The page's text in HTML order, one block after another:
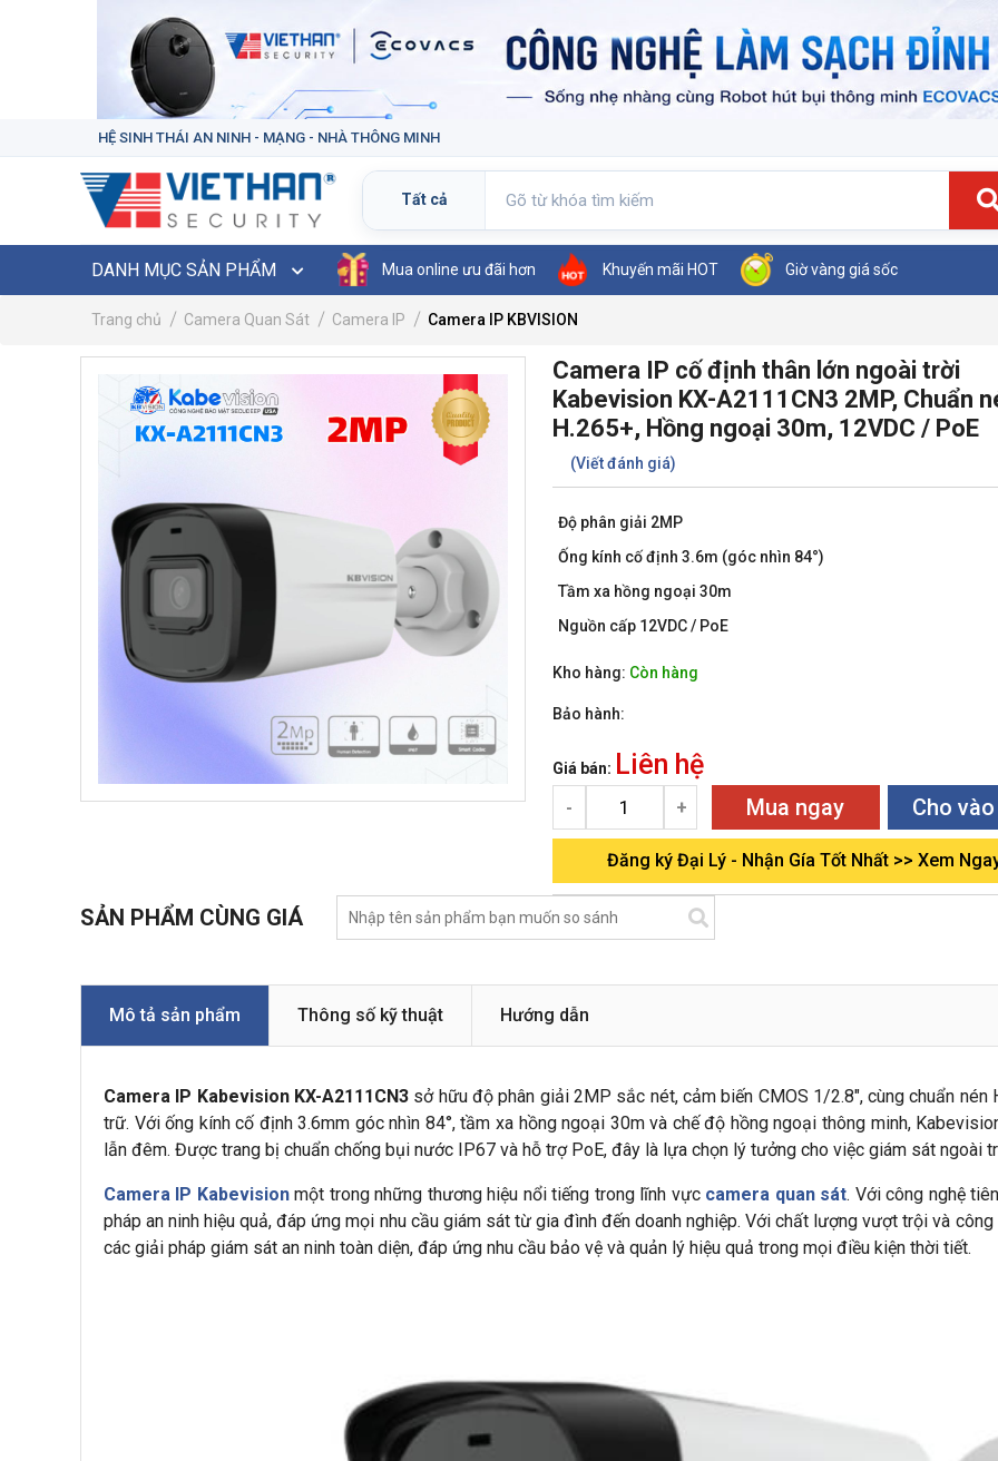
HỆ SINH THÁI AN NINH - MẠNG - NHÀ THÔNG MINH
DANH MỤC SẢN PHẨM Mua online ưu đãi hơn Khuyến mãi HOT Giờ vàng giá sốc
Trang chủ Camera Quan Sát Camera IP Camera IP KBVISION
Camera IP cố định thân lớn ngoài trời
Kabevision KX-A2111CN3 2MP, Chuẩn
H.265+, Hồng ngoại 30m, 12VDC / PoE
(Viết đánh giá)
Độ phân giải 2MP
Ống kính cố định 3.6m (góc nhìn 84°)
Tầm xa hồng ngoại 30m
Nguồn cấp 12VDC / PoE
Kho hàng: Còn hàng
Bảo hành:
Giá bán: Liên hệ
- + Mua ngay Cho
Đăng ký Đại Lý - Nhận Gía Tốt Nhất >> Xem
SẢN PHẨM CÙNG GIÁ
Mô tả sản phẩm Thông số kỹ thuật Hướng dẫn
Camera IP Kabevision KX-A2111CN3sở hữu độ phân giải 2MP sắc nét, cảm biến CMOS 1/2.8", cùng chuẩn
trữ. Với ống kính cố định 3.6mm góc nhìn 84°, tầm xa hồng ngoại 30m và chế độ hồng ngoại thông minh,
lẫn đêm. Được trang bị chuẩn chống bụi nước IP67 và hỗ trợ PoE, đây là lựa chọn lý tưởng cho việc giám sát ngoài
Camera IP Kabevisionmột trong những thương hiệu nổi tiếng trong lĩnh vực camera quan sát. Với công nghệ
pháp an ninh hiệu quả, đáp ứng mọi nhu cầu giám sát từ gia đình đến doanh nghiệp. Với chất lượng vượt trội và
các giải pháp giám sát an ninh toàn diện, đáp ứng nhu cầu bảo vệ và quản lý hiệu quả trong mọi điều kiện thời tiết.